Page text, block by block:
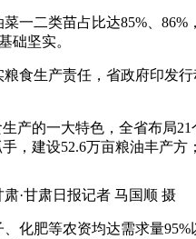
二类苗占比达85%、86%
础坚实。
生产责任，省政府印发行
的一大特色，全省布局
，建设52.6万亩粮油丰产
·甘肃日报记者 马国顺 摄
肥等农资均达需求量95%